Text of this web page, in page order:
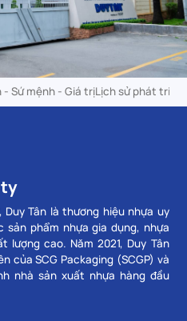
- Sứ mệnh - Giá trịLịch sử phát triển
Tân là thương hiệu nhựa uy
sản phẩm nhựa gia dụng, nhựa
lượng cao. Năm 2021, Duy Tân
của SCG Packaging (SCGP) và
nhà sản xuất nhựa hàng đầu